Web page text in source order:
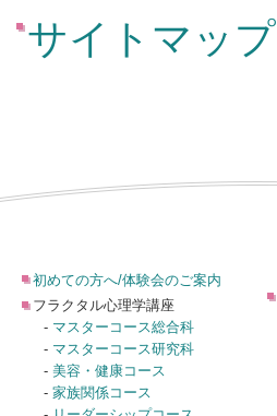
サイトマップ
初めての方へ/体験会のご案内
フラクタル心理学講座
- マスターコース総合科
- マスターコース研究科
- 美容・健康コース
- 家族関係コース